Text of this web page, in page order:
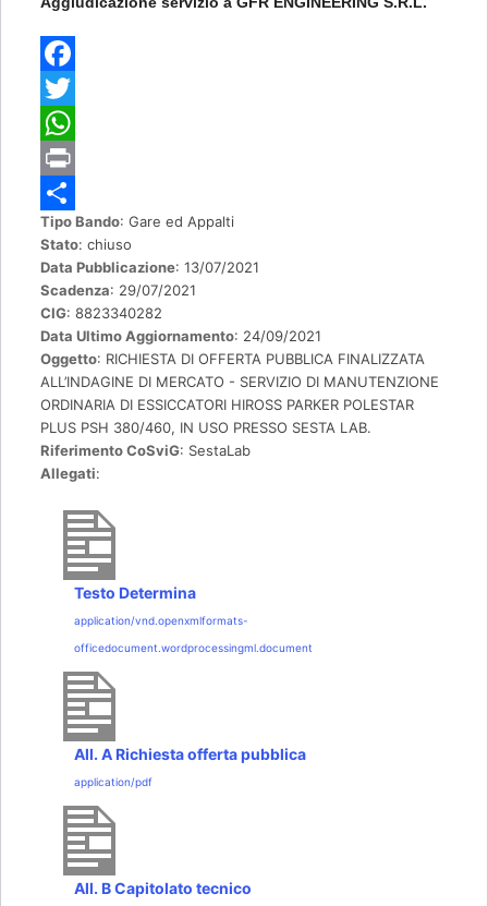
F
a
c
e
b
o
o
k
T
w
t
t
e
r
W
h
a
t
s
A
p
p
P
r
i
n
t
C
o
n
d
i
v
i
d
Tipo Bando: Gare ed Appalti
Stato: chiuso
Data Pubblicazione: 13/07/2021
Scadenza: 29/07/2021
CIG: 8823340282
Data Ultimo Aggiornamento: 24/09/2021
Oggetto: RICHIESTA DI OFFERTA PUBBLICA FINALIZZATA
ALL’INDAGINE DI MERCATO - SERVIZIO DI MANUTENZIONE
ORDINARIA DI ESSICCATORI HIROSS PARKER POLESTAR
PLUS PSH 380/460, IN USO PRESSO SESTA LAB.
Riferimento CoSviG: SestaLab
Allegati:
Testo Determina
application/vnd.openxmlformats-
officedocument.wordprocessingml.document
All. A Richiesta offerta pubblica
application/pdf
All. B Capitolato tecnico